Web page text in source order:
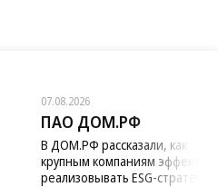
07.08.2026
ПАО ДОМ.РФ
В ДОМ.РФ рассказали, как
крупным компаниям
реализовывать ESG-стратегию